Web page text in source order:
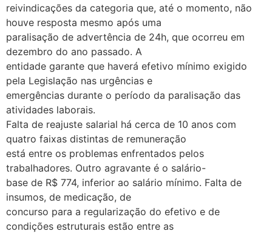
reivindicações da categoria que, até o momento, não
houve resposta mesmo após uma
paralisação de advertência de 24h, que ocorreu em
dezembro do ano passado. A
entidade garante que haverá efetivo mínimo exigido
pela Legislação nas urgências e
emergências durante o período da paralisação das
atividades laborais.
Falta de reajuste salarial há cerca de 10 anos com
quatro faixas distintas de remuneração
está entre os problemas enfrentados pelos
trabalhadores. Outro agravante é o salário-
base de R$ 774, inferior ao salário mínimo. Falta de
insumos, de medicação, de
concurso para a regularização do efetivo e de
condições estruturais estão entre as